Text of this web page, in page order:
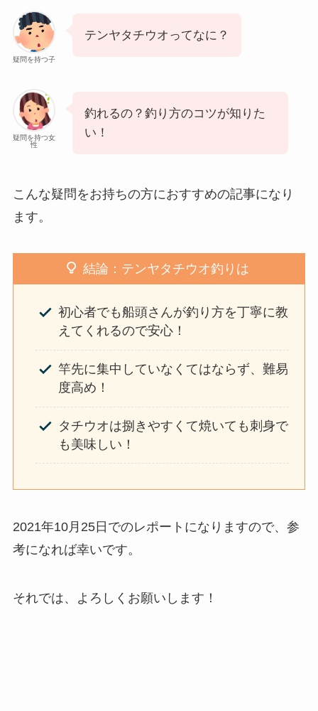
疑問を持つ子
テンヤタチウオってなに？
疑問を持つ女
性
釣れるの？釣り方のコツが知りた
い！
こんな疑問をお持ちの方におすすめの記事になり
ます。
結論：テンヤタチウオ釣りは
初心者でも船頭さんが釣り方を丁寧に教
えてくれるので安心！
竿先に集中していなくてはならず、難易
度高め！
タチウオは捌きやすくて焼いても刺身で
も美味しい！
2021年10月25日でのレポートになりますので、参
考になれば幸いです。
それでは、よろしくお願いします！